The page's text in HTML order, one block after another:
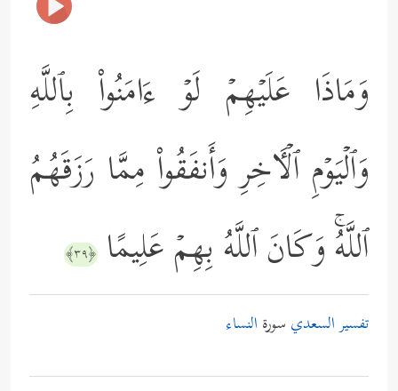
وَمَاذَا عَلَیۡهِمۡ لَوۡ ءَامَنُواْ بِٱللَّهِ
وَٱلۡیَوۡمِ ٱلۡـَٔاخِرِ وَأَنفَقُواْ مِمَّا رَزَقَهُمُ
ٱللَّهُۚ وَكَانَ ٱللَّهُ بِهِمۡ عَلِیمًا ﴿٣٩﴾
تفسير السعدي سورة النساء